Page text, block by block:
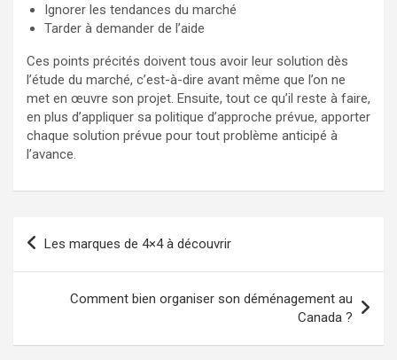
Ignorer les tendances du marché
Tarder à demander de l’aide
Ces points précités doivent tous avoir leur solution dès
l’étude du marché, c’est-à-dire avant même que l’on ne
met en œuvre son projet. Ensuite, tout ce qu’il reste à faire,
en plus d’appliquer sa politique d’approche prévue, apporter
chaque solution prévue pour tout problème anticipé à
l’avance.
Navigation
de
Les marques de 4×4 à découvrir
Comment bien organiser son déménagement au
Canada ?